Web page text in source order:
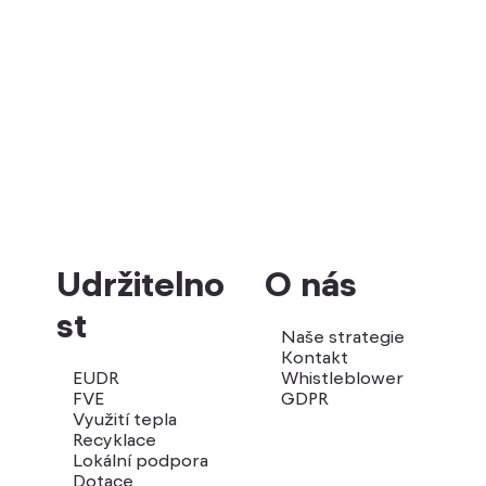
Udržitelno
st
EUDR
FVE
Využití tepla
Recyklace
Lokální podpora
Dotace
O nás
Naše strategie
Kontakt
Whistleblower
GDPR